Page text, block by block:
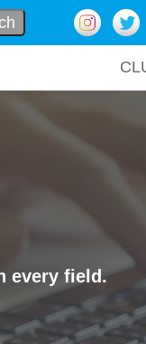
every field.